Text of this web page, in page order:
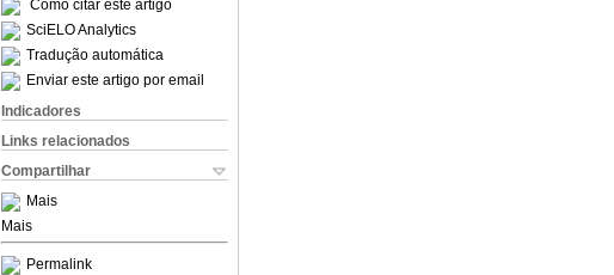
Como citar este artigo
SciELO Analytics
Tradução automática
Enviar este artigo por email
Indicadores
Links relacionados
Compartilhar
Mais
Mais
Permalink